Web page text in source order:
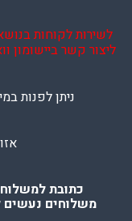
לשירות לקוחות
ליצור קשר ביישומון
ניתן לפנות
כתובת
משלוחים נעשים